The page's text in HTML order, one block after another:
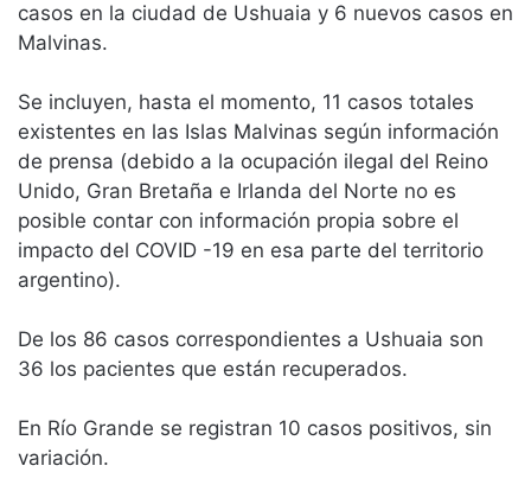
casos en la ciudad de Ushuaia y 6 nuevos casos en
Malvinas.
Se incluyen, hasta el momento, 11 casos totales
existentes en las Islas Malvinas según información
de prensa (debido a la ocupación ilegal del Reino
Unido, Gran Bretaña e Irlanda del Norte no es
posible contar con información propia sobre el
impacto del COVID -19 en esa parte del territorio
argentino).
De los 86 casos correspondientes a Ushuaia son
36 los pacientes que están recuperados.
En Río Grande se registran 10 casos positivos, sin
variación.